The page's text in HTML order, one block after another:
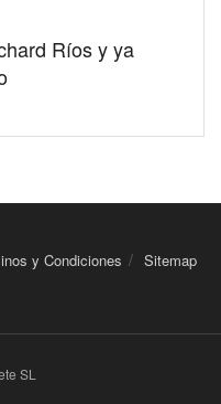
Ríos y ya
y Condiciones Sitemap
SL